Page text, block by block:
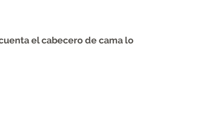
el cabecero de cama lo